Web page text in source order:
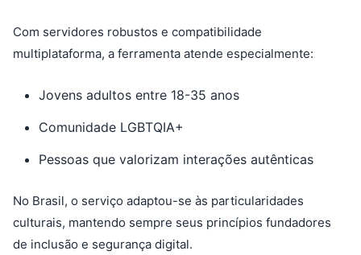
Com servidores robustos e compatibilidade
multiplataforma, a ferramenta atende especialmente:
Jovens adultos entre 18-35 anos
Comunidade LGBTQIA+
Pessoas que valorizam interações autênticas
No Brasil, o serviço adaptou-se às particularidades
culturais, mantendo sempre seus princípios fundadores
de inclusão e segurança digital.